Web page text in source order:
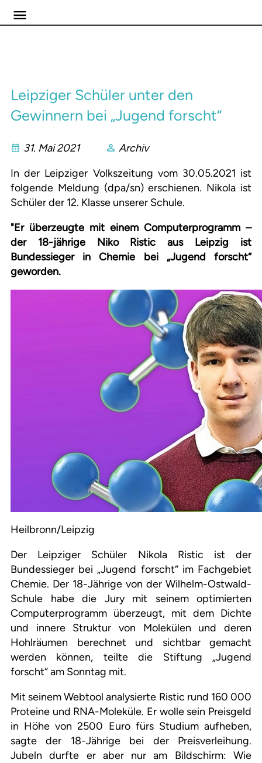
Leipziger Schüler unter den
Gewinnern bei „Jugend forscht“
31. Mai 2021
Archiv
In der Leipziger Volkszeitung vom 30.05.2021 ist
folgende Meldung (dpa/sn) erschienen. Nikola ist
Schüler der 12. Klasse unserer Schule.
"Er überzeugte mit einem Computerprogramm –
der 18-jährige Niko Ristic aus Leipzig ist
Bundessieger in Chemie bei „Jugend forscht“
geworden.
Heilbronn/Leipzig
Der Leipziger Schüler Nikola Ristic ist der
Bundessieger bei „Jugend forscht“ im Fachgebiet
Chemie. Der 18-Jährige von der Wilhelm-Ostwald-
Schule habe die Jury mit seinem optimierten
Computerprogramm überzeugt, mit dem Dichte
und innere Struktur von Molekülen und deren
Hohlräumen berechnet und sichtbar gemacht
werden können, teilte die Stiftung „Jugend
forscht“ am Sonntag mit.
Mit seinem Webtool analysierte Ristic rund 160 000
Proteine und RNA-Moleküle. Er wolle sein Preisgeld
in Höhe von 2500 Euro fürs Studium aufheben,
sagte der 18-Jährige bei der Preisverleihung.
Jubeln durfte er aber nur am Bildschirm: Wie